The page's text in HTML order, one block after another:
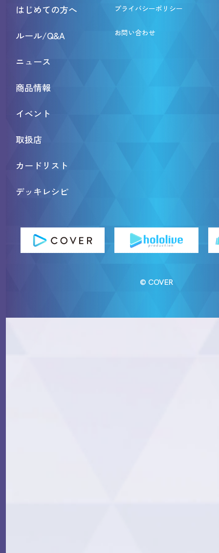
はじめての方へ
ルール/Q&A
ニュース
商品情報
イベント
取扱店
カードリスト
デッキレシピ
プライバシーポリシー
お問い合わせ
© COVER